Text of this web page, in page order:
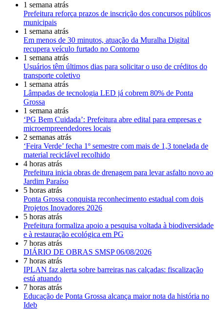
1 semana atrás
Prefeitura reforça prazos de inscrição dos concursos públicos
municipais
1 semana atrás
Em menos de 30 minutos, atuação da Muralha Digital
recupera veículo furtado no Contorno
1 semana atrás
Usuários têm últimos dias para solicitar o uso de créditos do
transporte coletivo
1 semana atrás
Lâmpadas de tecnologia LED já cobrem 80% de Ponta
Grossa
1 semana atrás
‘PG Bem Cuidada’: Prefeitura abre edital para empresas e
microempreendedores locais
2 semanas atrás
‘Feira Verde’ fecha 1º semestre com mais de 1,3 tonelada de
material reciclável recolhido
4 horas atrás
Prefeitura inicia obras de drenagem para levar asfalto novo ao
Jardim Paraíso
5 horas atrás
Ponta Grossa conquista reconhecimento estadual com dois
Projetos Inovadores 2026
5 horas atrás
Prefeitura formaliza apoio a pesquisa voltada à biodiversidade
e à restauração ecológica em PG
7 horas atrás
DIÁRIO DE OBRAS SMSP 06/08/2026
7 horas atrás
IPLAN faz alerta sobre barreiras nas calçadas: fiscalização
está atuando
7 horas atrás
Educação de Ponta Grossa alcança maior nota da história no
Ideb